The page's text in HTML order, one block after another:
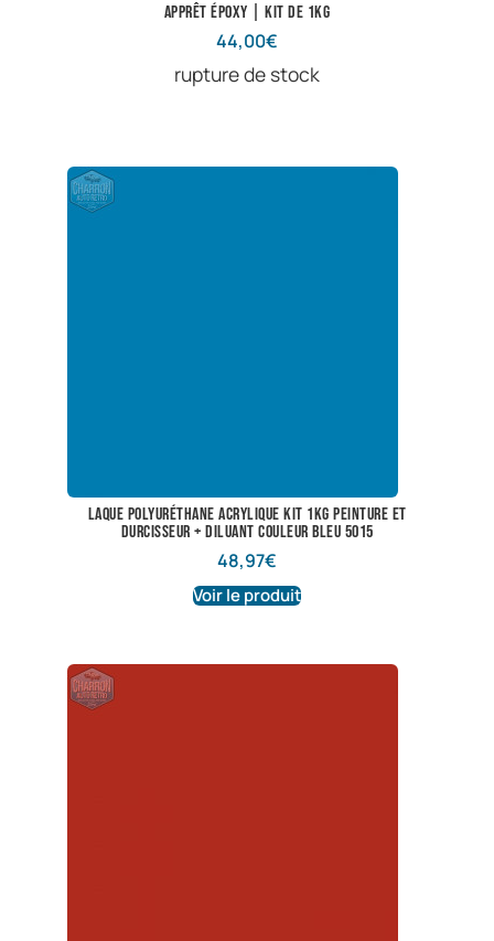
Apprêt époxy | Kit de 1kg
44,00€
rupture de stock
laque polyuréthane acrylique kit 1kg peinture et
durcisseur + diluant couleur bleu 5015
48,97€
Voir le produit